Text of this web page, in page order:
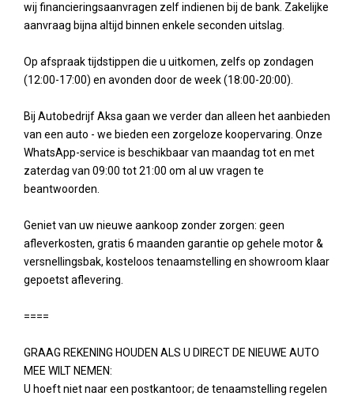
wij financieringsaanvragen zelf indienen bij de bank. Zakelijke
aanvraag bijna altijd binnen enkele seconden uitslag.
Op afspraak tijdstippen die u uitkomen, zelfs op zondagen
(12:00-17:00) en avonden door de week (18:00-20:00).
Bij Autobedrijf Aksa gaan we verder dan alleen het aanbieden
van een auto - we bieden een zorgeloze koopervaring. Onze
WhatsApp-service is beschikbaar van maandag tot en met
zaterdag van 09:00 tot 21:00 om al uw vragen te
beantwoorden.
Geniet van uw nieuwe aankoop zonder zorgen: geen
afleverkosten, gratis 6 maanden garantie op gehele motor &
versnellingsbak, kosteloos tenaamstelling en showroom klaar
gepoetst aflevering.
====
GRAAG REKENING HOUDEN ALS U DIRECT DE NIEUWE AUTO
MEE WILT NEMEN:
U hoeft niet naar een postkantoor; de tenaamstelling regelen